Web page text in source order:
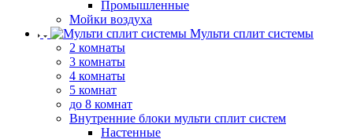
Промышленные
Мойки воздуха
Мульти сплит системы
2 комнаты
3 комнаты
4 комнаты
5 комнат
до 8 комнат
Внутренние блоки мульти сплит систем
Настенные